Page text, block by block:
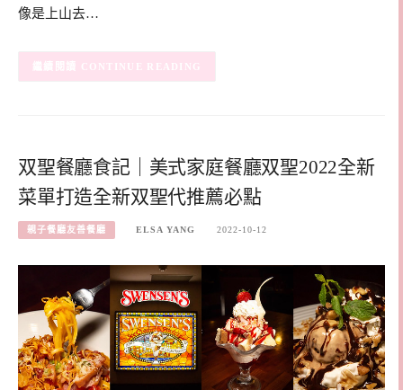
像是上山去…
CONTINUE READING
双聖餐廳食記｜美式家庭餐廳双聖2022全新
菜單打造全新双聖代推薦必點
親子餐廳友善餐廳 ELSA YANG 2022-10-12